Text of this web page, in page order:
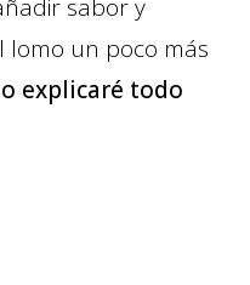
sabor y
lomo un poco más
explicaré todo